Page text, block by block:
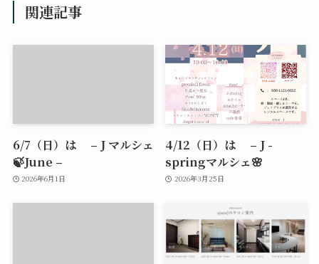
関連記事
6/7（日）は – J マルシェ
🍃June –
2026年6月1日
4/12（日）は – J -
springマルシェ🌸
2026年3月25日